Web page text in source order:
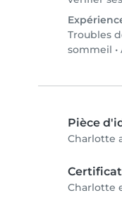
Troubles
sommeil •
Pièce
Charlotte
Charlotte